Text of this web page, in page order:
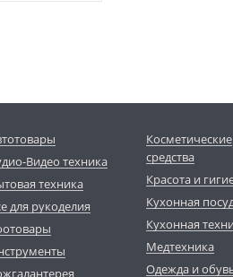
Видео техника
техника
для рукоделия
Косметические
средства
Красота и
Кухонная
Кухонная
Медтехника
Одежда и